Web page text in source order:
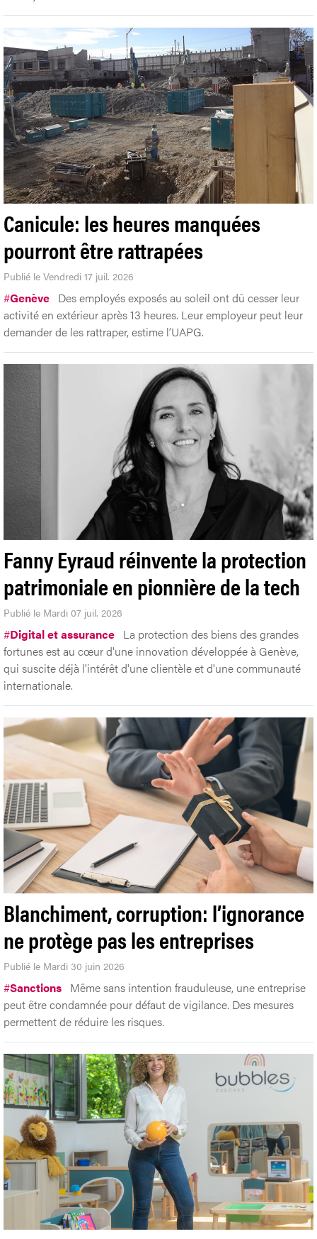
Canicule: les heures manquées
pourront être rattrapées
Publié le Vendredi 17 juil. 2026
#Genève Des employés exposés au soleil ont dû cesser leur
activité en extérieur après 13 heures. Leur employeur peut leur
demander de les rattraper, estime l’UAPG.
Fanny Eyraud réinvente la protection
patrimoniale en pionnière de la tech
Publié le Mardi 07 juil. 2026
#Digital et assurance La protection des biens des grandes
fortunes est au cœur d'une innovation développée à Genève,
qui suscite déjà l'intérêt d'une clientèle et d'une communauté
internationale.
Blanchiment, corruption: l’ignorance
ne protège pas les entreprises
Publié le Mardi 30 juin 2026
#Sanctions Même sans intention frauduleuse, une entreprise
peut être condamnée pour défaut de vigilance. Des mesures
permettent de réduire les risques.